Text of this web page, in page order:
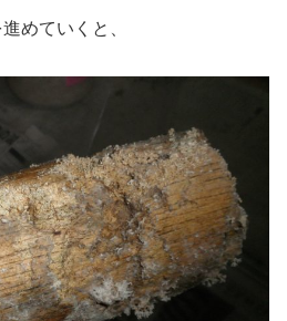
めていくと、